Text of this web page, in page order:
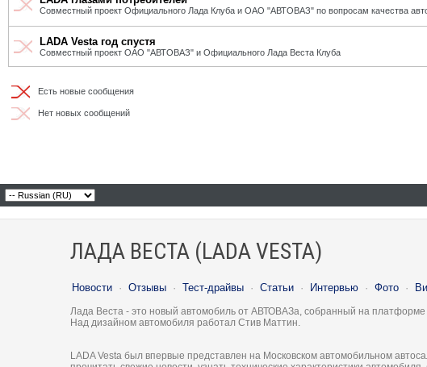
Совместный проект Официального Лада Клуба и ОАО "АВТОВАЗ" по вопросам качества
LADA Vesta год спустя
Совместный проект ОАО "АВТОВАЗ" и Официального Лада Веста Клуба
Есть новые сообщения
Нет новых сообщений
ЛАДА ВЕСТА (LADA VESTA)
Новости · Отзывы · Тест-драйвы · Статьи · Интервью · Фото ·
Лада Веста - это новый автомобиль от АВТОВАЗа, собранный на
Над дизайном автомобиля работал Стив Маттин.
LADA Vesta был впервые представлен на Московском автомобильном